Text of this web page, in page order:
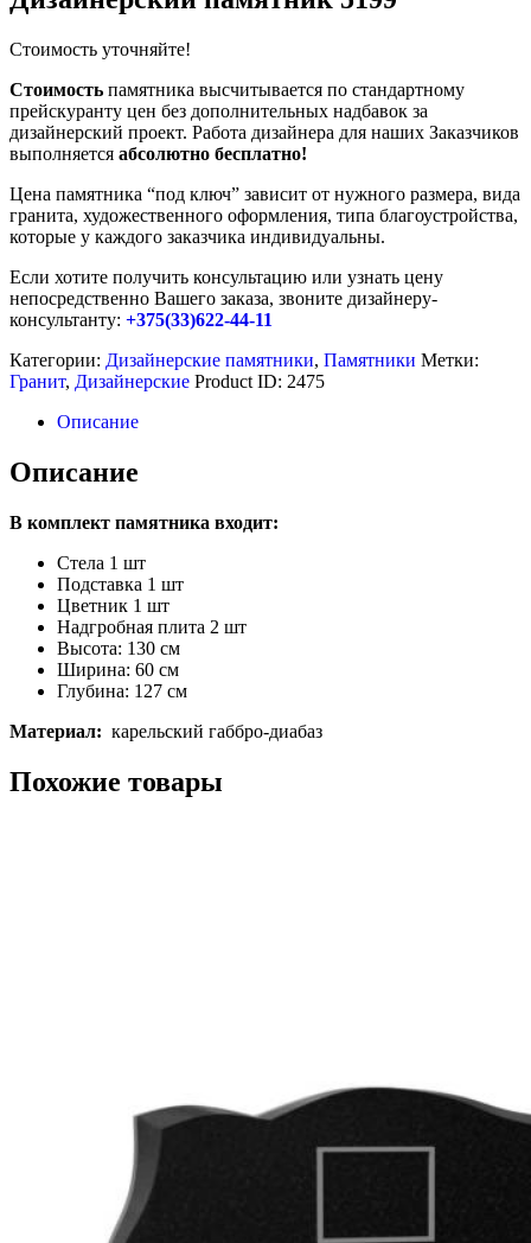
Стоимость уточняйте!
Стоимость памятника высчитывается по стандартному
прейскуранту цен без дополнительных надбавок за
дизайнерский проект. Работа дизайнера для наших Заказчиков
выполняется абсолютно бесплатно!
Цена памятника “под ключ” зависит от нужного размера, вида
гранита, художественного оформления, типа благоустройства,
которые у каждого заказчика индивидуальны.
Если хотите получить консультацию или узнать цену
непосредственно Вашего заказа, звоните дизайнеру-
консультанту: +375(33)622-44-11
Категории: Дизайнерские памятники, Памятники Метки:
Гранит, Дизайнерские Product ID: 2475
Описание
Описание
В комплект памятника входит:
Стела 1 шт
Подставка 1 шт
Цветник 1 шт
Надгробная плита 2 шт
Высота: 130 см
Ширина: 60 см
Глубина: 127 см
Материал: карельский габбро-диабаз
Похожие товары